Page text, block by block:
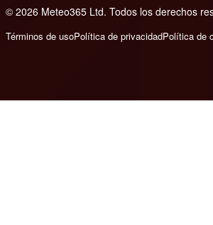
© 2026 Meteo365 Ltd. Todos los derechos
Términos de usoPolítica de privacidadPolítica de